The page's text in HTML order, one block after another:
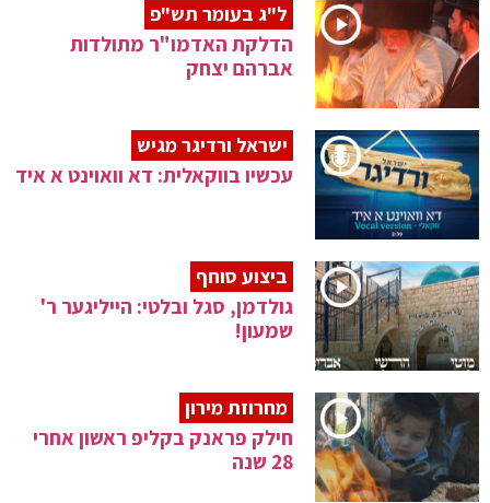
ל"ג בעומר תש"פ
הדלקת האדמו"ר מתולדות
אברהם יצחק
ישראל ורדיגר מגיש
עכשיו בווקאלית: דא וואוינט א איד
ביצוע סוחף
גולדמן, סגל ובלטי: הייליגער ר'
שמעון!
מחרוזת מירון
חילק פראנק בקליפ ראשון אחרי
28 שנה